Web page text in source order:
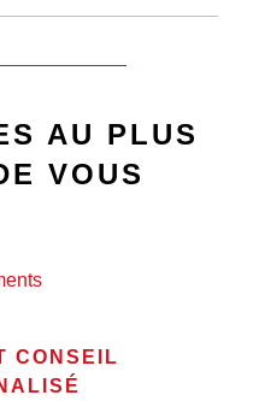
AU PLUS
VOUS
CONSEIL